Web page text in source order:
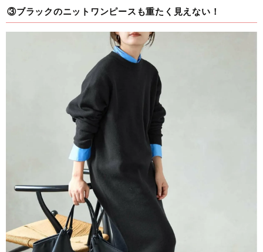
③ブラックのニットワンピースも重たく見えない！